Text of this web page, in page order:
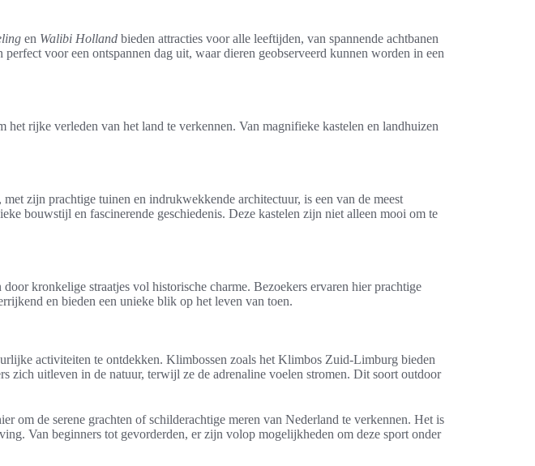
en Walibi Holland bieden attracties voor alle leeftijden, van spannende achtbanen
perfect voor een ontspannen dag uit, waar dieren geobserveerd kunnen worden in een
het rijke verleden van het land te verkennen. Van magnifieke kastelen en landhuizen
zijn prachtige tuinen en indrukwekkende architectuur, is een van de meest
bouwstijl en fascinerende geschiedenis. Deze kastelen zijn niet alleen mooi om te
kronkelige straatjes vol historische charme. Bezoekers ervaren hier prachtige
en bieden een unieke blik op het leven van toen.
activiteiten te ontdekken. Klimbossen zoals het Klimbos Zuid-Limburg bieden
zich uitleven in de natuur, terwijl ze de adrenaline voelen stromen. Dit soort outdoor
om de serene grachten of schilderachtige meren van Nederland te verkennen. Het is
Van beginners tot gevorderden, er zijn volop mogelijkheden om deze sport onder